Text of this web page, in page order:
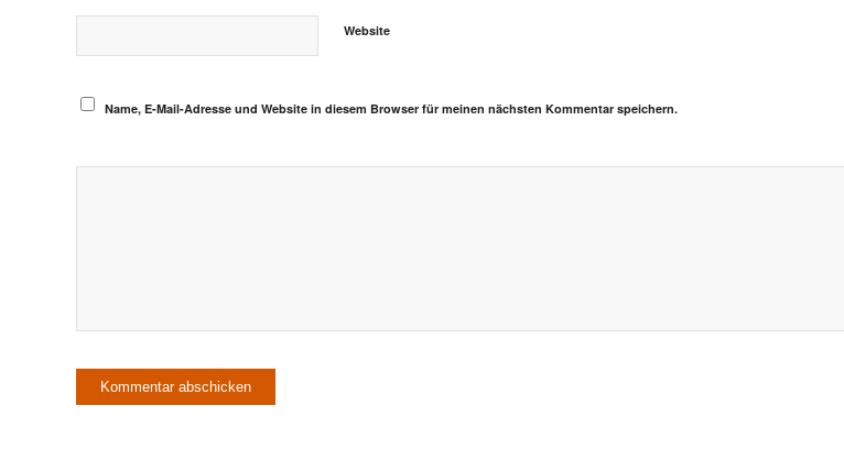
Website
Name, E-Mail-Adresse und Website in diesem Browser für meinen nächsten Kommentar speichern.